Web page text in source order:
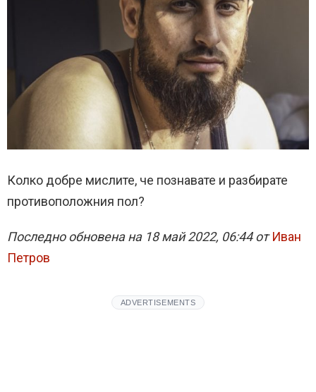
Колко добре мислите, че познавате и разбирате
противоположния пол?
Последно обновена на 18 май 2022, 06:44 от Иван
Петров
ADVERTISEMENTS